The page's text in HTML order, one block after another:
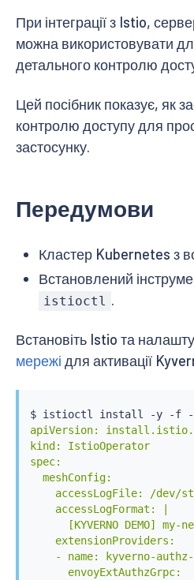
При інтеграції з Istio,
можна використовувати
детального контролю
Цей посібник показує, як
контролю доступу для
застосунку.
Передумови
Кластер Kubernetes з
Встановлений
istioctl .
Встановіть Istio та
мережі для активації
$ istioctl install -y -f -
apiVersion:
kind: IstioOperator
spec:
  meshConfig:
accessLogFile: /dev/
    accessLogFormat: |
[KYVERNO DEMO] my-
    extensionProviders:
- name: kyverno-
      envoyExtAuthzGrpc: